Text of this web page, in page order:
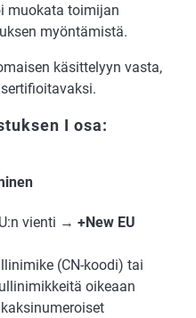
muokata toimijan
myöntämistä.
käsittelyyn vasta,
I osa:
vienti → +New EU
(CN-koodi) tai
oikeaan